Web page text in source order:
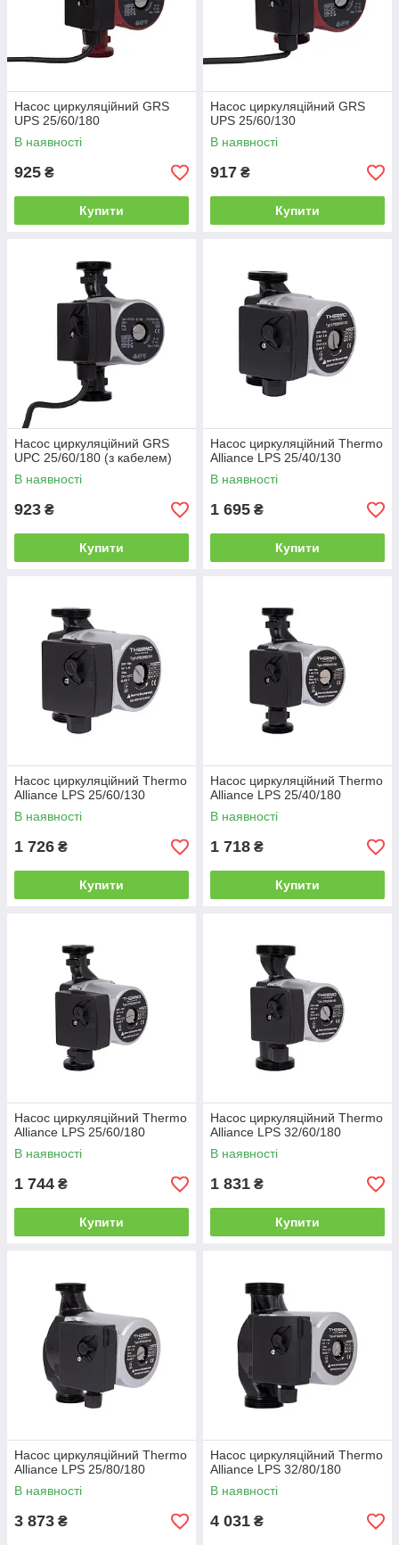
Насос циркуляційний GRS
UPS 25/60/180
В наявності
925 ₴
Купити
Насос циркуляційний GRS
UPS 25/60/130
В наявності
917 ₴
Купити
Насос циркуляційний GRS
UPC 25/60/180 (з кабелем)
В наявності
923 ₴
Купити
Насос циркуляційний Thermo
Alliance LPS 25/40/130
В наявності
1 695 ₴
Купити
Насос циркуляційний Thermo
Alliance LPS 25/60/130
В наявності
1 726 ₴
Купити
Насос циркуляційний Thermo
Alliance LPS 25/40/180
В наявності
1 718 ₴
Купити
Насос циркуляційний Thermo
Alliance LPS 25/60/180
В наявності
1 744 ₴
Купити
Насос циркуляційний Thermo
Alliance LPS 32/60/180
В наявності
1 831 ₴
Купити
Насос циркуляційний Thermo
Alliance LPS 25/80/180
В наявності
3 873 ₴
Насос циркуляційний Thermo
Alliance LPS 32/80/180
В наявності
4 031 ₴